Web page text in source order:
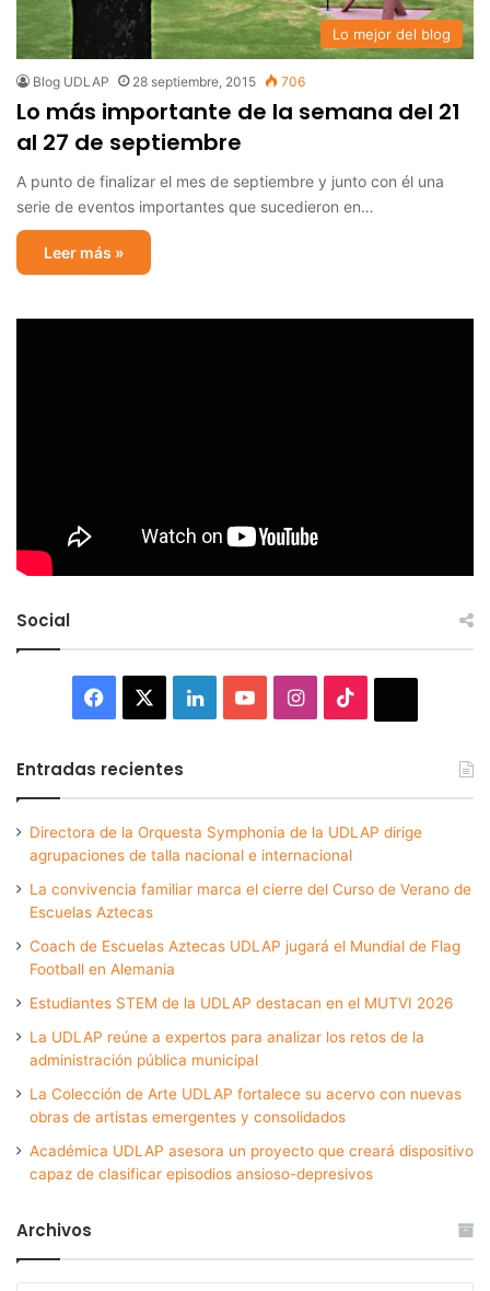
Lo mejor del blog
Blog UDLAP 28 septiembre, 2015 706
Lo más importante de la semana del 21
al 27 de septiembre
A punto de finalizar el mes de septiembre y junto con él una
serie de eventos importantes que sucedieron en…
Leer más »
Social
Facebook LinkedInYouTubeInstagram
Entradas recientes
Directora de la Orquesta Symphonia de la UDLAP dirige
agrupaciones de talla nacional e internacional
La convivencia familiar marca el cierre del Curso de Verano de
Escuelas Aztecas
Coach de Escuelas Aztecas UDLAP jugará el Mundial de Flag
Football en Alemania
Estudiantes STEM de la UDLAP destacan en el MUTVI 2026
La UDLAP reúne a expertos para analizar los retos de la
administración pública municipal
La Colección de Arte UDLAP fortalece su acervo con nuevas
obras de artistas emergentes y consolidados
Académica UDLAP asesora un proyecto que creará dispositivo
capaz de clasificar episodios ansioso-depresivos
Archivos